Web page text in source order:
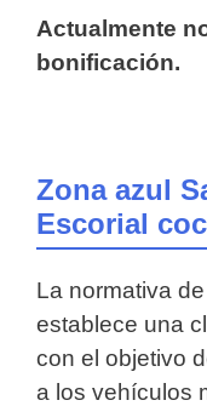
Actualmente
bonificación.
Zona azul
Escorial
La normativa
establece una
con el objetivo
a los vehículos